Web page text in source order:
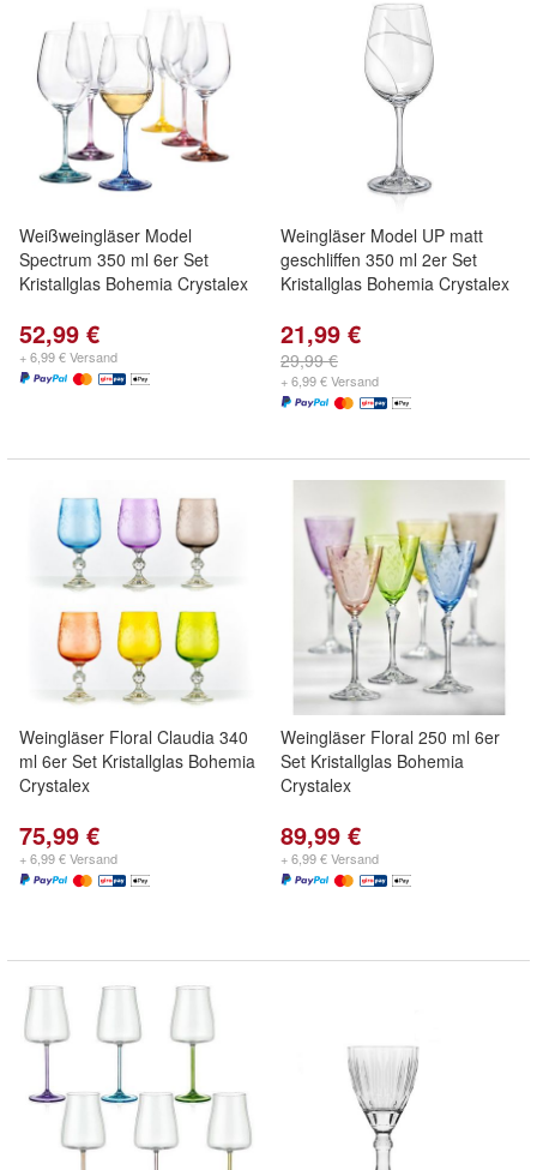
Weißweingläser Model
Spectrum 350 ml 6er Set
Kristallglas Bohemia Crystalex
52,99 €
+ 6,99 € Versand
Weingläser Model UP matt
geschliffen 350 ml 2er Set
Kristallglas Bohemia Crystalex
21,99 €
29,99 €
+ 6,99 € Versand
Weingläser Floral Claudia 340
ml 6er Set Kristallglas Bohemia
Crystalex
75,99 €
+ 6,99 € Versand
Weingläser Floral 250 ml 6er
Set Kristallglas Bohemia
Crystalex
89,99 €
+ 6,99 € Versand